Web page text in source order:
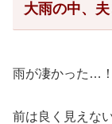
大雨の中、
雨が凄かった…！
前は良く見えな